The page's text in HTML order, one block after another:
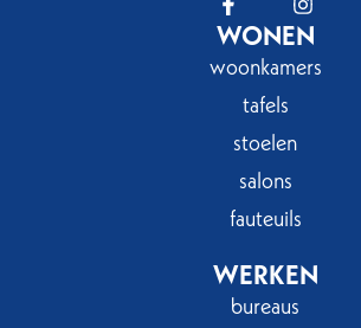
WONEN
woonkamers
tafels
stoelen
salons
fauteuils
WERKEN
bureaus